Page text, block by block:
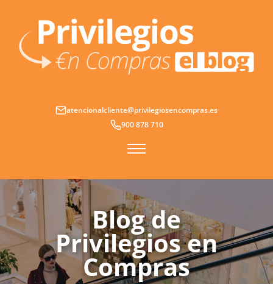
contenido
atencionalcliente@privilegiosencompras.es
900 878 710
Blog de
Privilegios en
Compras